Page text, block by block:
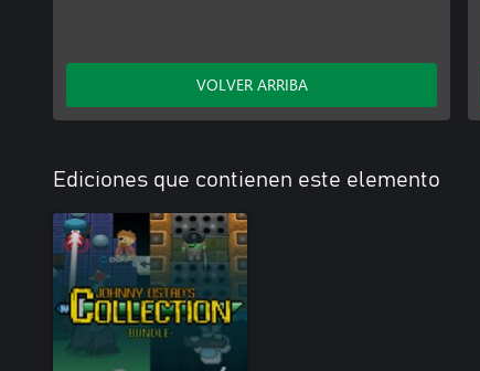
VOLVER ARRIBA
Ediciones que contienen este elemento